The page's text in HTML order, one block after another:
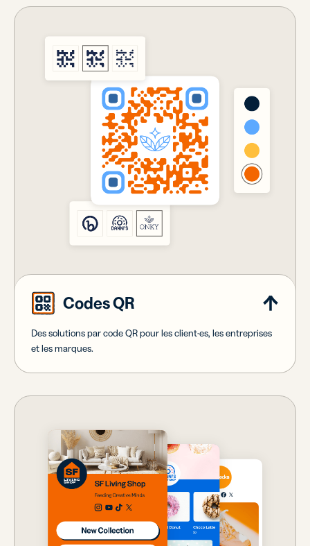
Codes QR
Des solutions par code QR pour les client·es, les entreprises
et les marques.